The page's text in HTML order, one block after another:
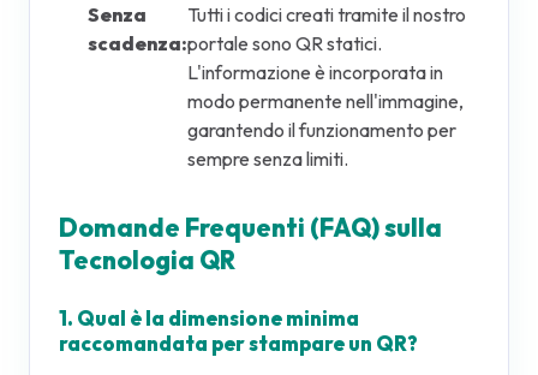
Senza
scadenza:
Tutti i codici creati tramite il nostro
portale sono QR statici.
L'informazione è incorporata in
modo permanente nell'immagine,
garantendo il funzionamento per
sempre senza limiti.
Domande Frequenti (FAQ) sulla
Tecnologia QR
1. Qual è la dimensione minima
raccomandata per stampare un QR?